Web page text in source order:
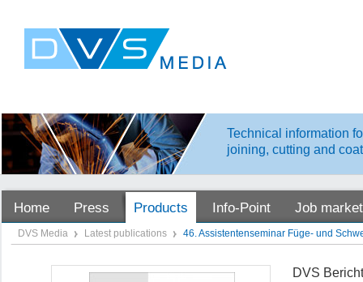
Technical information
joining, cutting and
Home Press Products Info-Point Job market
DVS Media Latest publications 46. Assistentenseminar Füge- und
DVS